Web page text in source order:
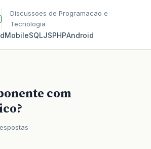
Discussoes de Programacao e
Tecnologia
MobileSQLJSPHPAndroid
com